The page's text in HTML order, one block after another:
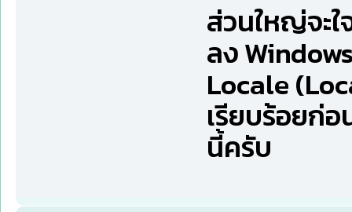
ส่วนใหญ่จะใ
ลง
Locale
เรียบร้อยก่
นี้ครับ